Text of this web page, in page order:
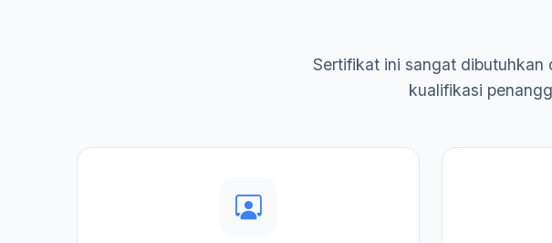
Sertifikat ini sangat dibutuhkan
kualifikasi